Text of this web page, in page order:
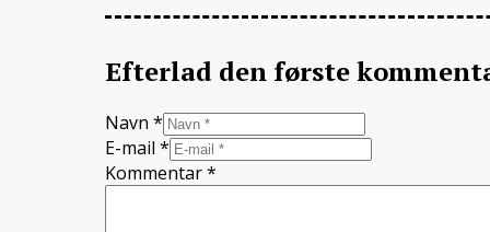
Efterlad den første
Navn *
E-mail *
Kommentar*